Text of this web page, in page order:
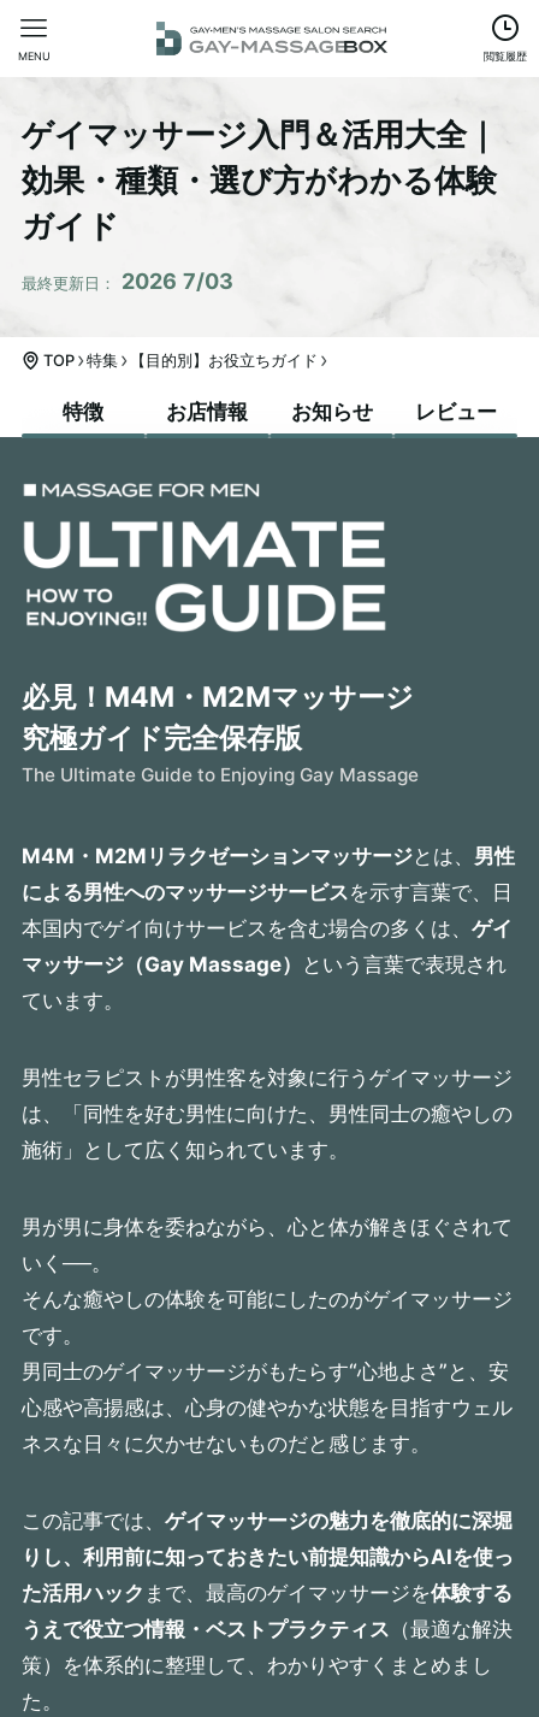
閲覧履歴
MENU
ゲイマッサージ入門＆活用大全｜
効果・種類・選び方がわかる体験
ガイド
2026 7/03
TOP 特集 【目的別】お役立ちガイド
特徴 お店情報 お知らせ レビュー
必見！M4M・M2Mマッサージ
究極ガイド完全保存版
The Ultimate Guide to Enjoying Gay Massage
M4M・M2Mリラクゼーションマッサージとは、 男性
による男性へのマッサージサービスを示す言葉で、
日
本国内でゲイ向けサービスを含む場合の多くは、 ゲイ
マッサージ（Gay Massage）
という言葉で表現され
ています。
男性セラピストが男性客を対象に行うゲイマッサージ
は、「同性を好む男性に向けた、男性同士の癒やしの
施術」として広く知られています。
男が男に身体を委ねながら、心と体が解きほぐされて
いく──。
そんな癒やしの体験を可能にしたのがゲイマッサージ
です。
男同士のゲイマッサージがもたらす“心地よさ”と、安
心感や高揚感は、心身の健やかな状態を目指すウェル
ネスな日々に欠かせないものだと感じます。
この記事では、 ゲイマッサージの魅力を徹底的に深堀
りし、利用前に知っておきたい前提知識からAIを使っ
た活用ハック まで、 最高のゲイマッサージを体験する
うえで役立つ情報・ベストプラクティス （最適な解決
策）を体系的に整理して、わかりやすくまとめまし
た。